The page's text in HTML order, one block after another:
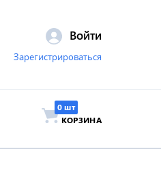
Войти
Зарегистрироваться
КОРЗИНА